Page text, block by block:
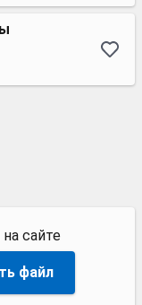
сайте
файл